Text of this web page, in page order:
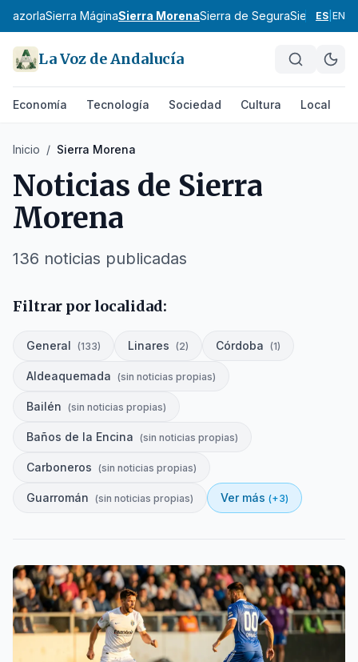
CazorlaSierra MáginaSierra MorenaSierra de SeguraSierra Sur
ES EN
La Voz de Andalucía
Economía Tecnología Sociedad Cultura Local
Inicio / Sierra Morena
Noticias de Sierra
Morena
136 noticias publicadas
Filtrar por localidad:
General (133) Linares (2) Córdoba (1)
Aldeaquemada (sin noticias propias)
Bailén (sin noticias propias)
Baños de la Encina (sin noticias propias)
Carboneros (sin noticias propias)
Guarromán (sin noticias propias) Ver más (+3)